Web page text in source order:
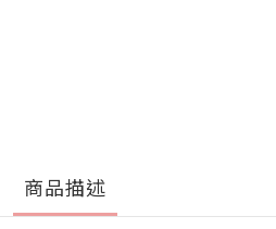
商品描述